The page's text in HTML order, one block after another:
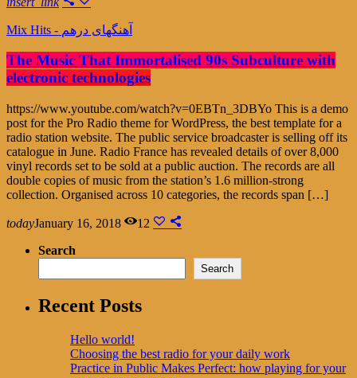
Mix Hits - آهنگهای درهم
The Music That Immortalised 90s Subculture with
electronic technologies
https://www.youtube.com/watch?v=0EBTn_3DBYo This is a demo
post for the Pro Radio theme for WordPress, the best template for a
radio station website. The public service broadcaster is selling off its
catalogue in June. Radio France has revealed details of over 8,000
vinyl records set to be sold at a public auction. The records are all
double copies of music from the station’s 1.6 million-strong
collection. Organised across 10 categories, the records span […]
todayJanuary 16, 2018
12
Search
Search
Recent Posts
Hello world!
Choosing the best radio for your daily work
Practice in Public Makes Perfect: how playing for your